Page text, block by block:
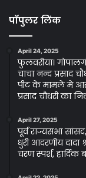
पॉपुलर लिंक
April 24, 2025
फुलवरीया।
चाचा नन्द प्रसाद
पीट के मामले मे
प्रसाद चौधरी का
April 27, 2025
पूर्व राज्यसभा
धुरी आदरणीय दादा
चरण स्पर्श,